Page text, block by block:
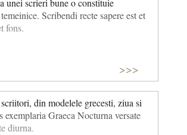
Scribendi recte sapere est et
fons.
>>>
din modelele grecesti, ziua si
exemplaria Graeca Nocturna versate
diurna.